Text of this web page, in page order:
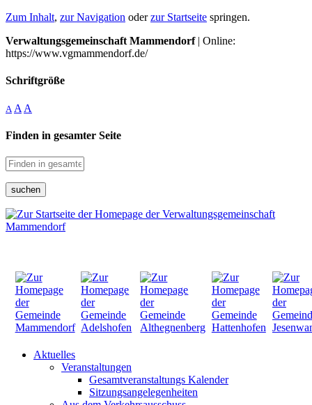
Zum Inhalt, zur Navigation oderzur Startseite springen.
Verwaltungsgemeinschaft Mammendorf| Online:
https://www.vgmammendorf.de/
Schriftgröße
A A A
Finden in gesamter Seite
suchen
Aktuelles
Veranstaltungen
Gesamtveranstaltungs Kalender
Sitzungsangelegenheiten